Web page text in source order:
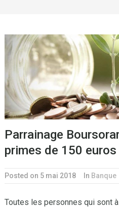
Parrainage
primes de 150 euros
Posted on 5 mai 2018 In Banque
Toutes les personnes qui sont à